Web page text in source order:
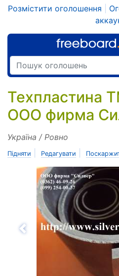
Розмістити оголошення
Техпластина
ООО фирма
Україна / Ровно
Підняти Редагувати
Назад